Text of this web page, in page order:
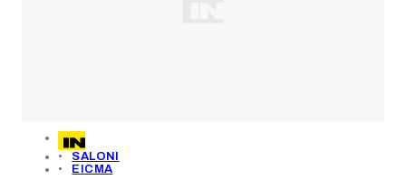
SALONI
EICMA